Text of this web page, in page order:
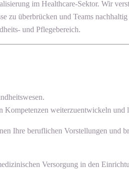
im Healthcare-Sektor. Wir
zu überbrücken und Teams
und Pflegebereich.
weiterzuentwickeln und
Ihre beruflichen Vorstellungen und
Versorgung in den